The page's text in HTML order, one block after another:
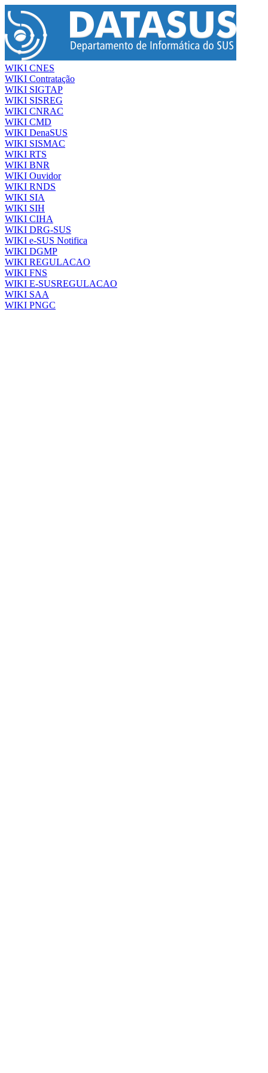
WIKI CNES
WIKI Contratação
WIKI SIGTAP
WIKI SISREG
WIKI CNRAC
WIKI CMD
WIKI DenaSUS
WIKI SISMAC
WIKI RTS
WIKI BNR
WIKI Ouvidor
WIKI RNDS
WIKI SIA
WIKI SIH
WIKI CIHA
WIKI DRG-SUS
WIKI e-SUS Notifica
WIKI DGMP
WIKI REGULACAO
WIKI FNS
WIKI E-SUSREGULACAO
WIKI SAA
WIKI PNGC